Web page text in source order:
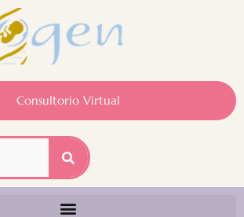
Consultorio Virtual